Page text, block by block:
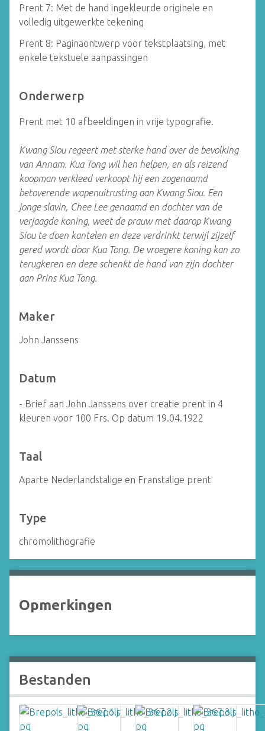
Prent 7: Met de hand ingekleurde originele en
volledig uitgewerkte tekening
Prent 8: Paginaontwerp voor tekstplaatsing, met
enkele tekstuele aanpassingen
Onderwerp
Prent met 10 afbeeldingen in vrije typografie.
Kwang Siou regeert met sterke hand over de bevolking
van Annam. Kua Tong wil hen helpen, en als reizend
koopman verkleed verkoopt hij een zogenaamd
betoverende wapenuitrusting aan Kwang Siou. Een
jonge slavin, Chee Lee genaamd en dochter van de
verjaagde koning, weet de prauw met daarop Kwang
Siou te doen kantelen en deze verdrinkt terwijl zijzelf
gered wordt door Kua Tong. De vroegere koning kan zo
terugkeren en deze schenkt de hand van zijn dochter
aan Prins Kua Tong.
Maker
John Janssens
Datum
- Brief aan John Janssens over creatie prent in 4
kleuren voor 100 Frs. Op datum 19.04.1922
Taal
Aparte Nederlandstalige en Franstalige prent
Type
chromolithografie
Opmerkingen
Bestanden